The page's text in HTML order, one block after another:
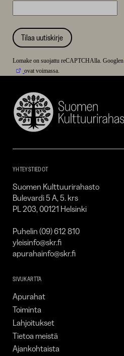
Tilaa uutiskirje
Lomake on suojattu reCAPTCHAlla. Googlen
ovat voimassa.
Suomen
Kulttuurirahasto
YHTEYSTIEDOT
Suomen Kulttuurirahasto
Bulevardi 5 A, 5. krs
PL 203, 00121 Helsinki
Puhelin (09) 612 810
yleisinfo@skr.fi
apurahainfo@skr.fi
SIVUKARTTA
Apurahat
Toiminta
Lahjoitukset
Tietoa meistä
Ajankohtaista